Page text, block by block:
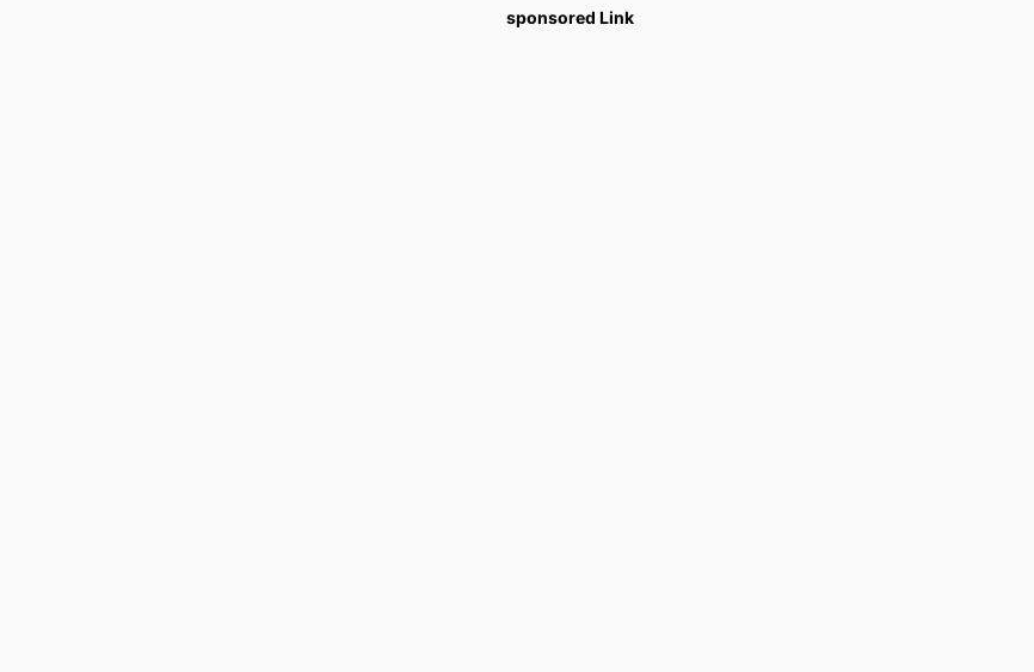
sponsored Link